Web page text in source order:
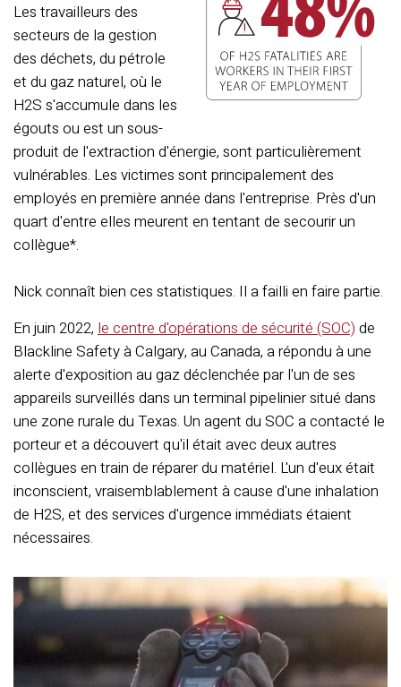
Les travailleurs des
secteurs de la gestion
des déchets, du pétrole
et du gaz naturel, où le
H2S s'accumule dans les
égouts ou est un sous-
produit de l'extraction d'énergie, sont particulièrement
vulnérables. Les victimes sont principalement des
employés en première année dans l'entreprise. Près d'un
quart d'entre elles meurent en tentant de secourir un
collègue*.
Nick connaît bien ces statistiques. Il a failli en faire partie.
En juin 2022, le centre d'opérations de sécurité (SOC) de
Blackline Safety à Calgary, au Canada, a répondu à une
alerte d'exposition au gaz déclenchée par l'un de ses
appareils surveillés dans un terminal pipelinier situé dans
une zone rurale du Texas. Un agent du SOC a contacté le
porteur et a découvert qu'il était avec deux autres
collègues en train de réparer du matériel. L'un d'eux était
inconscient, vraisemblablement à cause d'une inhalation
de H2S, et des services d'urgence immédiats étaient
nécessaires.